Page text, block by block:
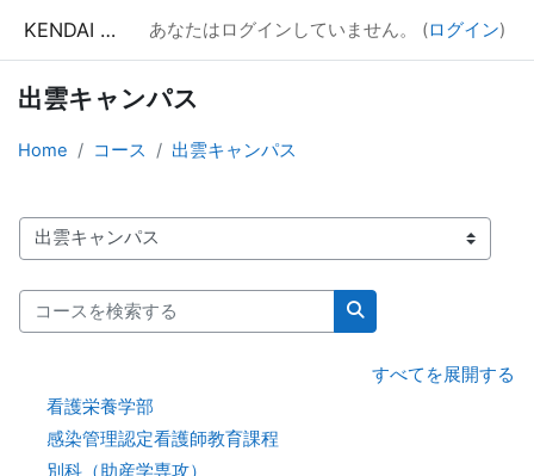
KENDAI Moodle あなたはログインしていません。 (ログイン)
出雲キャンパス
Home コース 出雲キャンパス
コースカテゴリ
コースを検索する
コースを検索する
すべてを展開する
看護栄養学部
感染管理認定看護師教育課程
別科（助産学専攻）